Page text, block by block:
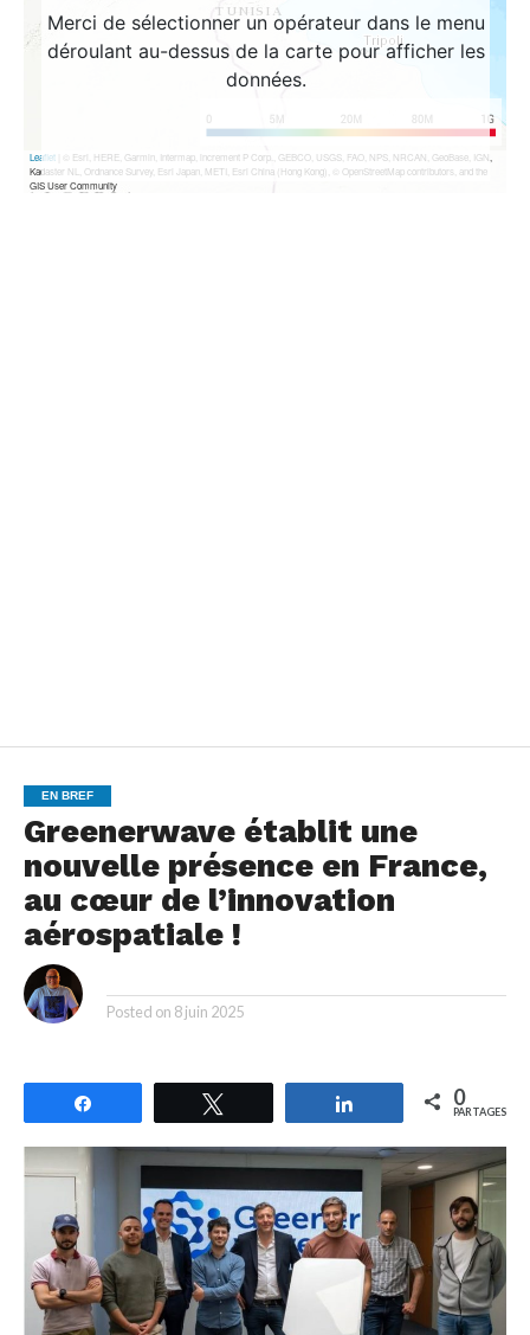
EN BREF
Greenerwave établit une
nouvelle présence en France,
au cœur de l’innovation
aérospatiale !
Posted on 8 juin 2025
Partagez 0
PARTAGES